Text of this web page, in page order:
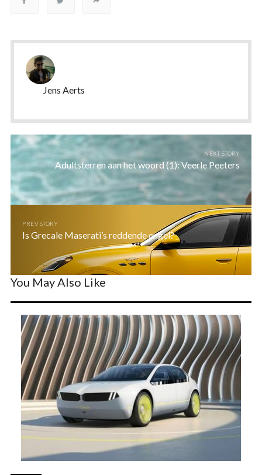
Jens Aerts
NEXT STORY
Adultsterren aan het woord (1): Veerle Peeters
PREV STORY
Is Grecale Maserati’s reddende engel?
You May Also Like